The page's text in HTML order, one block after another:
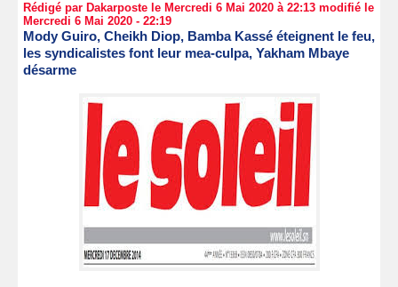
Rédigé par Dakarposte le Mercredi 6 Mai 2020 à 22:13 modifié le
Mercredi 6 Mai 2020 - 22:19
Mody Guiro, Cheikh Diop, Bamba Kassé éteignent le feu,
les syndicalistes font leur mea-culpa, Yakham Mbaye
désarme